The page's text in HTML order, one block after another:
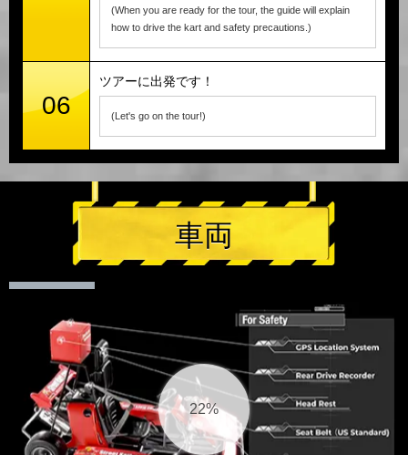
(When you are ready for the tour, the guide will explain
how to drive the kart and safety precautions.)
06
ツアーに出発です！
(Let's go on the tour!)
車両
23%